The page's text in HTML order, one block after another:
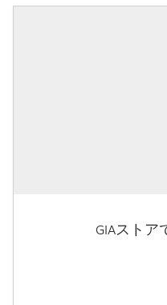
GIAストア